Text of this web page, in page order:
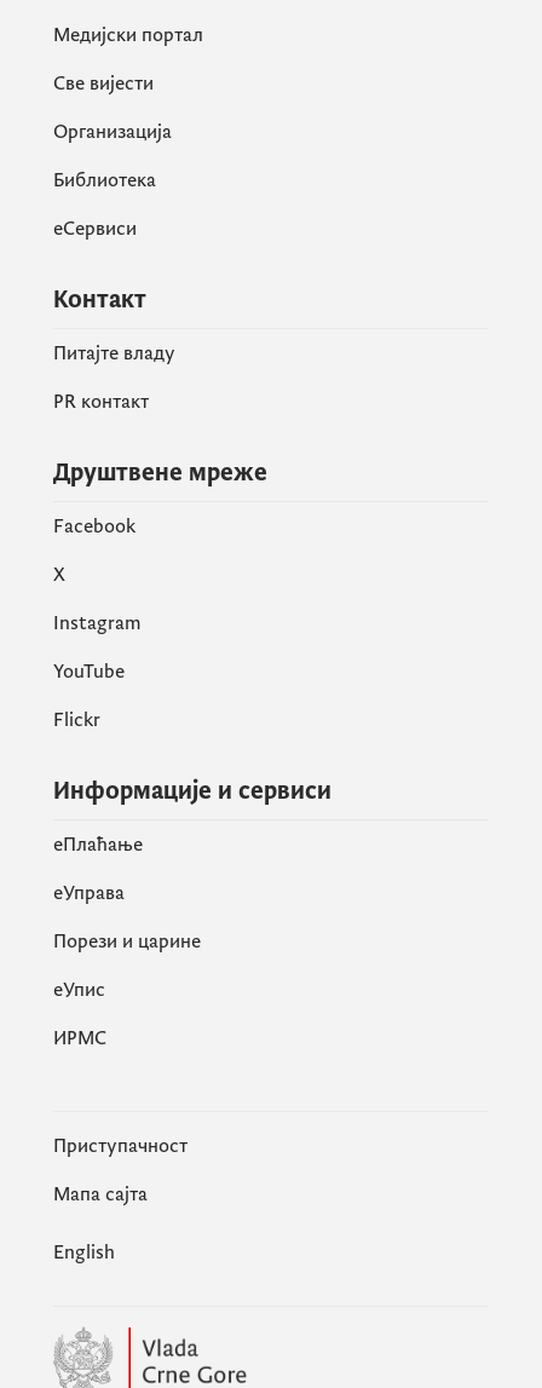
Медијски портал
Све вијести
Организација
Библиотека
еСервиси
Контакт
Питајте владу
PR контакт
Друштвене мреже
Facebook
X
Instagram
YouTube
Flickr
Информације и сервиси
eПлаћање
еУправа
Порези и царине
eУпис
ИРМС
Приступачност
Мапа сајта
English